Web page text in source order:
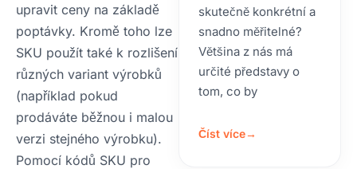
upravit ceny na základě
poptávky. Kromě toho lze
SKU použít také k rozlišení
různých variant výrobků
(například pokud
prodáváte běžnou i malou
verzi stejného výrobku).
Pomocí kódů SKU pro
skutečně konkrétní a
snadno měřitelné?
Většina z nás má
určité představy o
tom, co by
Číst více→